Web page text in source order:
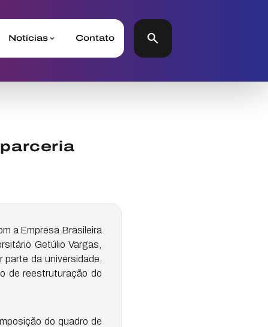
Notícias Contato search
a Empresa Brasileira
Getúlio Vargas,
da universidade,
de reestruturação do
do quadro de